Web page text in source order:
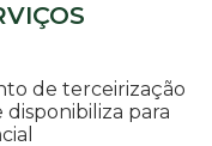
de terceirização
disponibiliza para